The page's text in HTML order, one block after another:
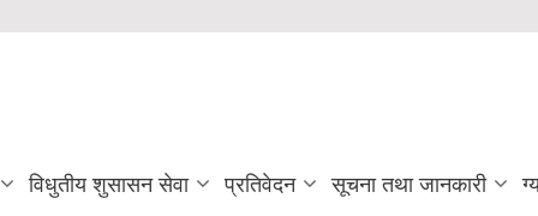
विधुतीय शुसासन सेवा प्रतिवेदन सूचना तथा जानकारी